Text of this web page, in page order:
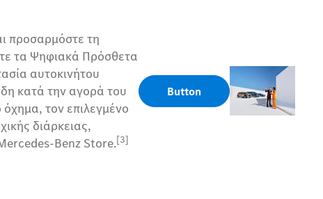
προσαρμόστε τη
τα Ψηφιακά Πρόσθετα
αυτοκινήτου
κατά την αγορά του
τον επιλεγμένο
διάρκειας,
Benz Store.[3]
Button